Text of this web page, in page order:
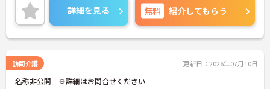
ご興味ある方には、面接対策ポイントなど、さらに
詳細をお話しいたしますのでお気軽にご相談くださ
い！
詳細を見る 無料 紹介してもらう
訪問介護 更新日：2026年07月10日
名称非公開 ※詳細はお問合せください